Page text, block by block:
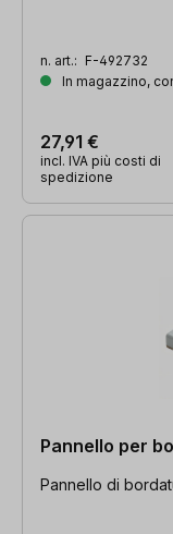
n. art.: F-492732
In magazzino,
27,91 €
incl. IVA più costi di
spedizione
Pannello per
Pannello di